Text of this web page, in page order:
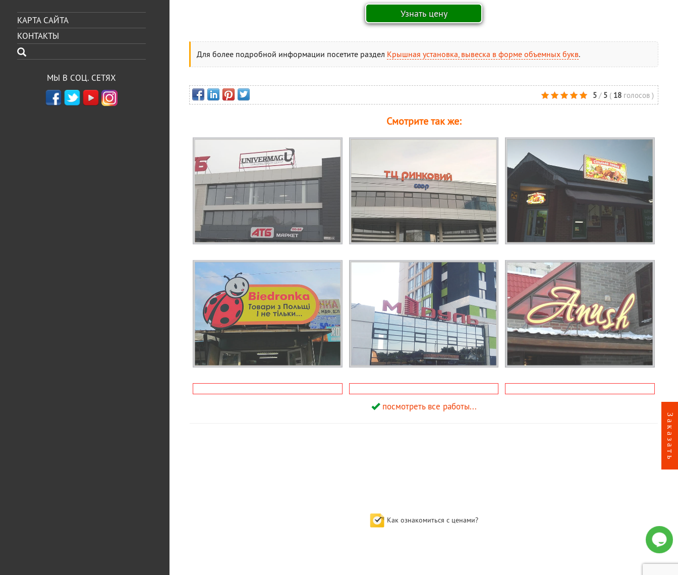
КАРТА САЙТА
КОНТАКТЫ
МЫ В СОЦ. СЕТЯХ
Для более подробной информации посетите раздел Крышная установка, вывеска в форме объемных букв.
5 / 5 ( 18 голосов)
Смотрите так же:
КРЫШНЫЕ БУКВЫ, ВЫВЕСКА
ДЛЯ ТОРГОВОГО ЦЕНТРА НА
КРЫШЕ — ИЗГОТОВЛЕНИЕ И
МОНТАЖ
КРЫШНАЯ СВЕТОВАЯ
ВЫВЕСКА, ЛАЙТБОКС ДЛЯ
ПРОДУКТОВОГО МАГАЗИНА
СВЕТОВАЯ ВЫВЕСКА НА
КРЫШЕ ЗДАНИЯ —
ЖИЛИЩНЫЙ КОМПЛЕКС
МОДУЛЬ, Г. БУЧА, КИЕВСКАЯ
ОБЛАСТЬ
ОБЪЕМНЫЕ БУКВЫ С
ВНУТРЕННИМ ПОДСВЕТОМ
ОБЪЕМНЫЕ СВЕТОВЫЕ
БУКВЫпосмотреть все работы...
Как ознакомиться с ценами?